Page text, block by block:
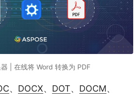
| 在线将 Word 转换为 PDF
、 DOCX、 DOT、 DOCM、